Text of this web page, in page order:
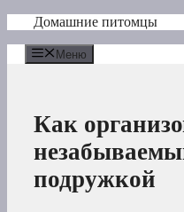
Перейти
содержимому
Домашние питомцы
Меню
Как
подружкой